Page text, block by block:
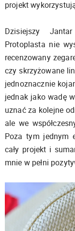
projekt
Dzisiejszy
Protoplasta nie
recenzowany
czy skrzyżowane
jednoznacznie
jednak jako wadę
uznać za kolejne
ale we
Poza tym jednym
cały projekt i
mnie w pełni